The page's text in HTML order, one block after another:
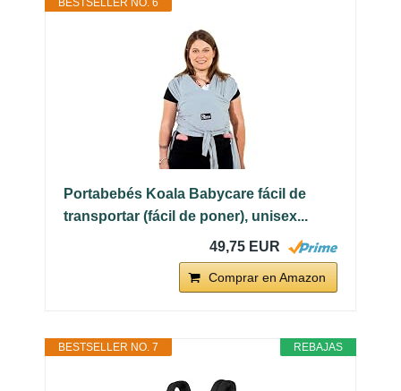
Portabebés Koala Babycare fácil de
transportar (fácil de poner), unisex...
49,75 EUR
Comprar en Amazon
REBAJAS
BESTSELLER NO. 7